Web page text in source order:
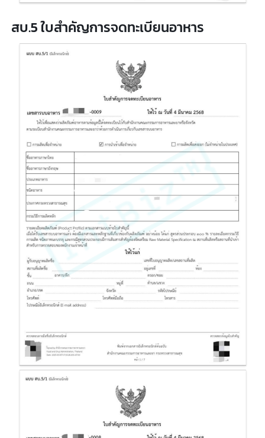
สบ.5 ใบสำคัญการจดทะเบียนอาหาร